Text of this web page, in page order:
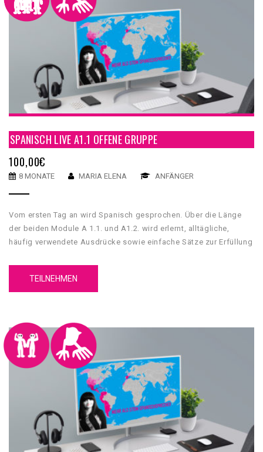
SPANISCH LIVE A1.1 OFFENE GRUPPE
100,00€
8 MONATE MARIA ELENA ANFÄNGER
Vom ersten Tag an wird Spanisch gesprochen. Über die Länge
der beiden Module A 1.1. und A1.2. wird erlernt, alltägliche,
häufig verwendete Ausdrücke sowie einfache Sätze zur Erfüllung
TEILNEHMEN